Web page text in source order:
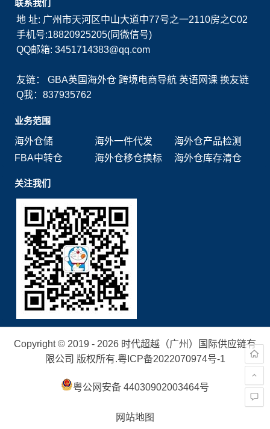
联系我们
地 址: 广州市天河区中山大道中77号之一2110房之C02
手机号:18820925205(同微信号)
QQ邮箱: 3451714383@qq.com
友链：GBA英国海外仓 跨境电商导航 英语网课 换友链
Q我：837935762
业务范围
海外仓储
海外一件代发
海外仓产品检测
FBA中转仓
海外仓移仓换标 海外仓库存清仓
关注我们
Copyright © 2019 - 2026 时代超越（广州）国际供应链有
限公司 版权所有.粤ICP备2022070974号-1
粤公网安备 44030902003464号
网站地图